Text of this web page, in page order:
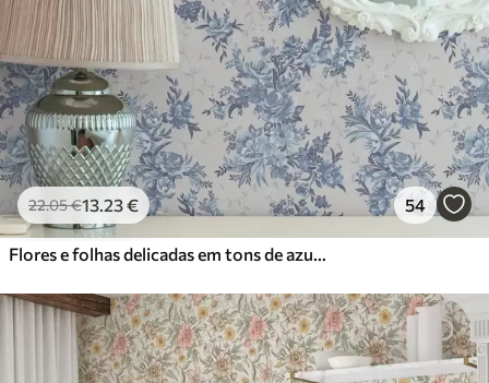
22.05€13.23€ 54
Flores e folhas delicadas em tons de azul e azul sobre um fundo claro